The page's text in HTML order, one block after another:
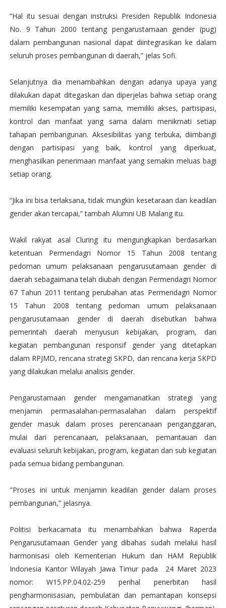
”Hal itu sesuai dengan instruksi Presiden Republik Indonesia
No. 9 Tahun 2000 tentang pengarustamaan gender (pug)
dalam pembangunan nasional dapat diintegrasikan ke dalam
seluruh proses pembangunan di daerah,” jelas Sofi.
Selanjutnya dia menambahkan dengan adanya upaya yang
dilakukan dapat ditegaskan dan diperjelas bahwa setiap orang
memiliki kesempatan yang sama, memiliki akses, partisipasi,
kontrol dan manfaat yang sama dalam menikmati setiap
tahapan pembangunan. Aksesibilitas yang terbuka, diimbangi
dengan partisipasi yang baik, kontrol yang diperkuat,
menghasilkan penerimaan manfaat yang semakin meluas bagi
setiap orang.
“Jika ini bisa terlaksana, tidak mungkin kesetaraan dan keadilan
gender akan tercapai,” tambah Alumni UB Malang itu.
Wakil rakyat asal Cluring itu mengungkapkan berdasarkan
ketentuan Permendagri Nomor 15 Tahun 2008 tentang
pedoman umum pelaksanaan pengarusutamaan gender di
daerah sebagaimana telah diubah dengan Permendagri Nomor
67 Tahun 2011 tentang perubahan atas Permendagri Nomor
15 Tahun 2008 tentang pedoman umum pelaksanaan
pengarusutamaan gender di daerah disebutkan bahwa
pemerintah daerah menyusun kebijakan, program, dan
kegiatan pembangunan responsif gender yang ditetapkan
dalam RPJMD, rencana strategi SKPD, dan rencana kerja SKPD
yang dilakukan melalui analisis gender.
Pengarustamaan gender mengamanatkan strategi yang
menjamin permasalahan-permasalahan dalam perspektif
gender masuk dalam proses perencanaan penganggaran,
mulai dari perencanaan, pelaksanaan, pemantauan dan
evaluasi seluruh kebijakan, program, kegiatan dan sub kegiatan
pada semua bidang pembangunan.
"Proses ini untuk menjamin keadilan gender dalam proses
pembangunan,” jelasnya.
Politisi berkacamata itu menambahkan bahwa Raperda
Pengarusutamaan Gender yang dibahas sudah melalui hasil
harmonisasi oleh Kementerian Hukum dan HAM Republik
Indonesia Kantor Wilayah Jawa Timur pada 24 Maret 2023
nomor: W15.PP.04.02-259 perihal penerbitan hasil
pengharmonisasian, pembulatan dan pemantapan konsepsi